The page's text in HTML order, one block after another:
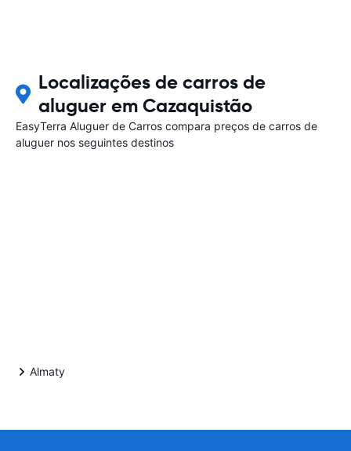
Localizações de carros de
aluguer em Cazaquistão
EasyTerra Aluguer de Carros compara preços de carros de
aluguer nos seguintes destinos
Almaty